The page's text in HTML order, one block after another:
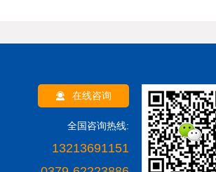
在线咨询
全国咨询热线:
13213691151